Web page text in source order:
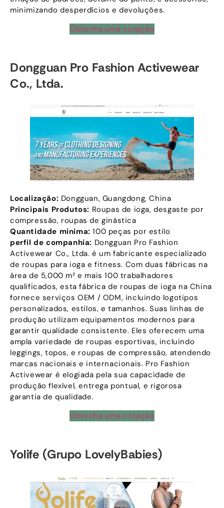
minimizando desperdícios e devoluções.
Obtenha uma cotação
Dongguan Pro Fashion Activewear
Co., Ltda.
Localização: Dongguan, Guangdong, China
Principais Produtos: Roupas de ioga, desgaste por
compressão, roupas de ginástica
Quantidade mínima: 100 peças por estilo
perfil de companhia: Dongguan Pro Fashion
Activewear Co., Ltda. é um fabricante especializado
de roupas para ioga e fitness. Com duas fábricas na
área de 5,000 m² e mais 100 trabalhadores
qualificados, esta fábrica de roupas de ioga na China
fornece serviços OEM / ODM, incluindo logotipos
personalizados, estilos, e tamanhos. Suas linhas de
produção utilizam equipamentos modernos para
garantir qualidade consistente. Eles oferecem uma
ampla variedade de roupas esportivas, incluindo
leggings, topos, e roupas de compressão, atendendo
marcas nacionais e internacionais. Pro Fashion
Activewear é elogiada pela sua capacidade de
produção flexível, entrega pontual, e rigorosa
garantia de qualidade.
Obtenha uma cotação
Yolife (Grupo LovelyBabies)